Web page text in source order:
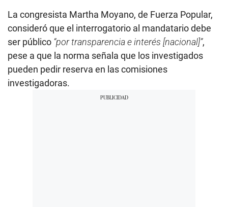
La congresista Martha Moyano, de Fuerza Popular,
consideró que el interrogatorio al mandatario debe
ser público “por transparencia e interés [nacional]”,
pese a que la norma señala que los investigados
pueden pedir reserva en las comisiones
investigadoras.